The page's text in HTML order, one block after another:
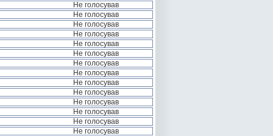
Не голосував
Не голосував
Не голосував
Не голосував
Не голосував
Не голосував
Не голосував
Не голосував
Не голосував
Не голосував
Не голосував
Не голосував
Не голосував
Не голосував